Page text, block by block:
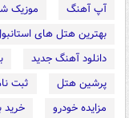
آپ آهنگ موزیک
بهترین هتل های
دانلود آهنگ جدید
پرشین هتل
ثبت
مزایده خودرو
خرید